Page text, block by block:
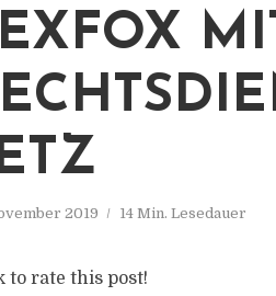
2019 14 Min. Lesedauer
to rate this post!